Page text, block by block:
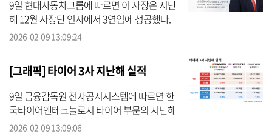
9일 현대자동차그룹에 따르면 이 사장은 지난
해 12월 사장단 인사에서 3연임에 성공했다.
이 사장은 오는 3월 현대로템 정기 주주총회에
2026-02-09 13:09:24
[그래픽] 타이어 3사 지난해 실적
9일 금융감독원 전자공시시스템에 따르면 한
국타이어앤테크놀로지 타이어 부문의 지난해
영업이익은 1조6843억원으로 전년 대비 4.4%
2026-02-09 13:09:06